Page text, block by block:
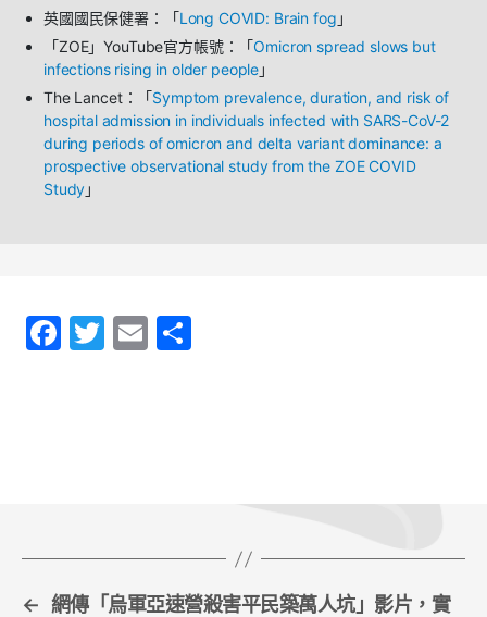
英國國民保健署：「Long COVID: Brain fog 」
「ZOE」YouTube官方帳號：「Omicron spread slows but
infections rising in older people」
The Lancet：「Symptom prevalence, duration, and risk of
hospital admission in individuals infected with SARS-CoV-2
during periods of omicron and delta variant dominance: a
prospective observational study from the ZOE COVID
Study」
F
T
E
← 網傳「烏軍亞速營殺害平民築萬人坑」影片，實